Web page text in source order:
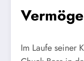
Im Laufe seiner